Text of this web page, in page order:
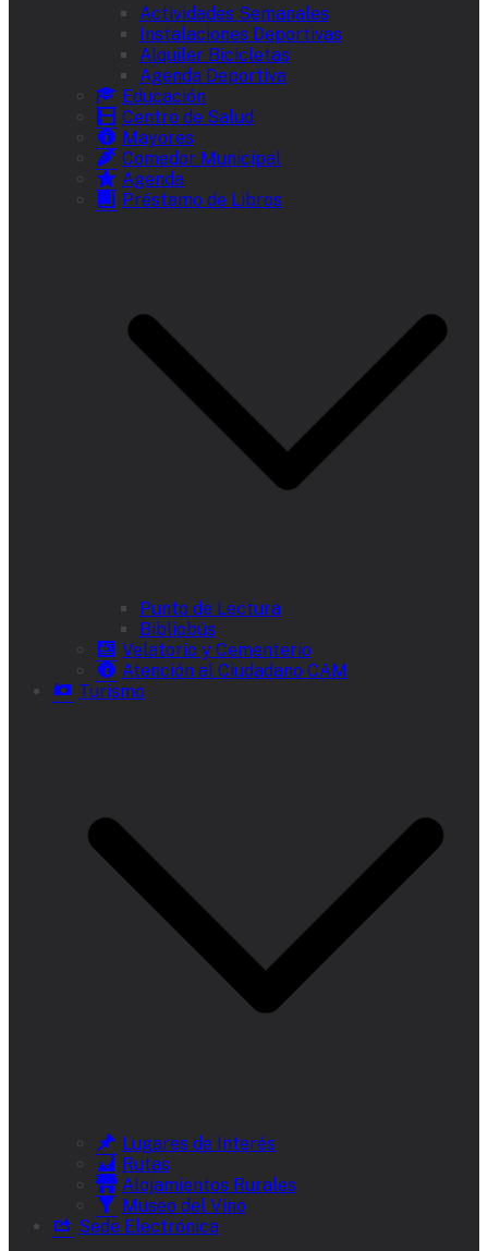
Actividades Semanales
Instalaciones Deportivas
Alquiler Bicicletas
Agenda Deportiva
Educación
Centro de Salud
Mayores
Comedor Municipal
Agenda
Préstamo de Libros
Punto de Lectura
Bibliobús
Velatorio y Cementerio
Atención al Ciudadano CAM
Turismo
Lugares de Interés
Rutas
Alojamientos Rurales
Museo del Vino
Sede Electrónica